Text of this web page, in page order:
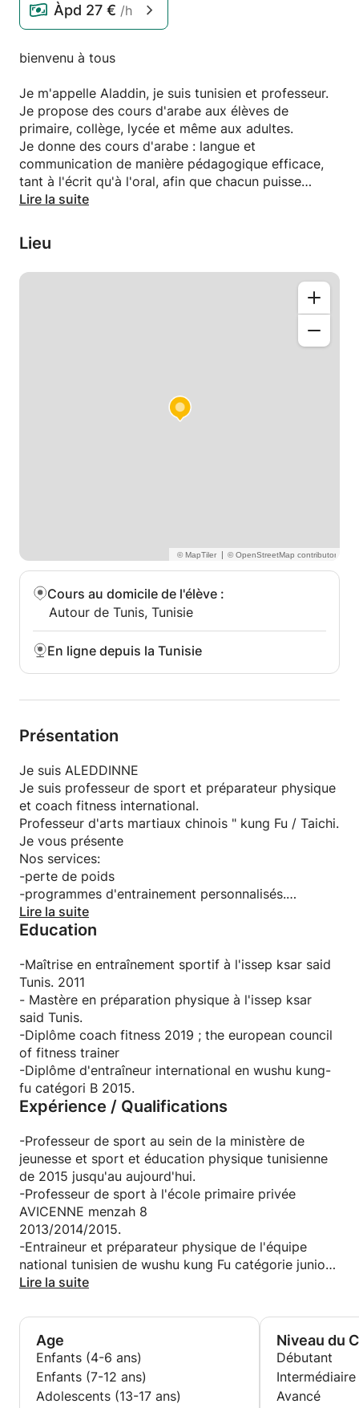
Àpd 27 € /h
bienvenu à tous
Je m'appelle Aladdin, je suis tunisien et professeur.
Je propose des cours d'arabe aux élèves de
primaire, collège, lycée et même aux adultes.
Je donne des cours d'arabe : langue et
communication de manière pédagogique efficace,
tant à l'écrit qu'à l'oral, afin que chacun puisse
s'exprimer couramment tout en évitant les lacunes
Je suis disponible pour des cours en présentiel dans
la région tunisienne 🚗, et je donne également des
cours en ligne via Skype/WhatsApp 💻.
J'exerce ce métier depuis 5 ans, travaillant avec des
contacter. J'aide les étudiants à améliorer leurs
Lire la suite
Lieu
|
Cours au domicile de l'élève :
Autour de Tunis, Tunisie
En ligne depuis la Tunisie
Présentation
Je suis ALEDDINNE
Je suis professeur de sport et préparateur physique
et coach fitness international.
Professeur d'arts martiaux chinois " kung Fu / Taichi.
Je vous présente
Nos services:
-perte de poids
-programmes d'entrainement personnalisés.
-cours cardio-vasculaire
-cours de renforcement musculaires
-cours d'arts martiaux.
N'hésitez pas à me contacter 💪.
NO PAIN NO GAIN
CHANGE YOUR BODY CHANGE
YOUR LIFE
Lire la suite
Education
-Maîtrise en entraînement sportif à l'issep ksar said
Tunis. 2011
- Mastère en préparation physique à l'issep ksar
said Tunis.
-Diplôme coach fitness 2019 ; the european council
of fitness trainer
-Diplôme d'entraîneur international en wushu kung-
fu catégori B 2015.
Expérience / Qualifications
-Professeur de sport au sein de la ministère de
jeunesse et sport et éducation physique tunisienne
de 2015 jusqu'au aujourd'hui.
-Professeur de sport à l'école primaire privée
AVICENNE menzah 8
2013/2014/2015.
-Entraineur et préparateur physique de l'équipe
national tunisien de wushu kung Fu catégorie junior
2015.
privé.
-coach sportif en ligne et à domicile de 2014 jusqu'à
nos jours.
Lire la suite
Age
Enfants (4-6 ans)
Enfants (7-12 ans)
Adolescents (13-17 ans)
Niveau du
Débutant
Intermédiaire
Avancé